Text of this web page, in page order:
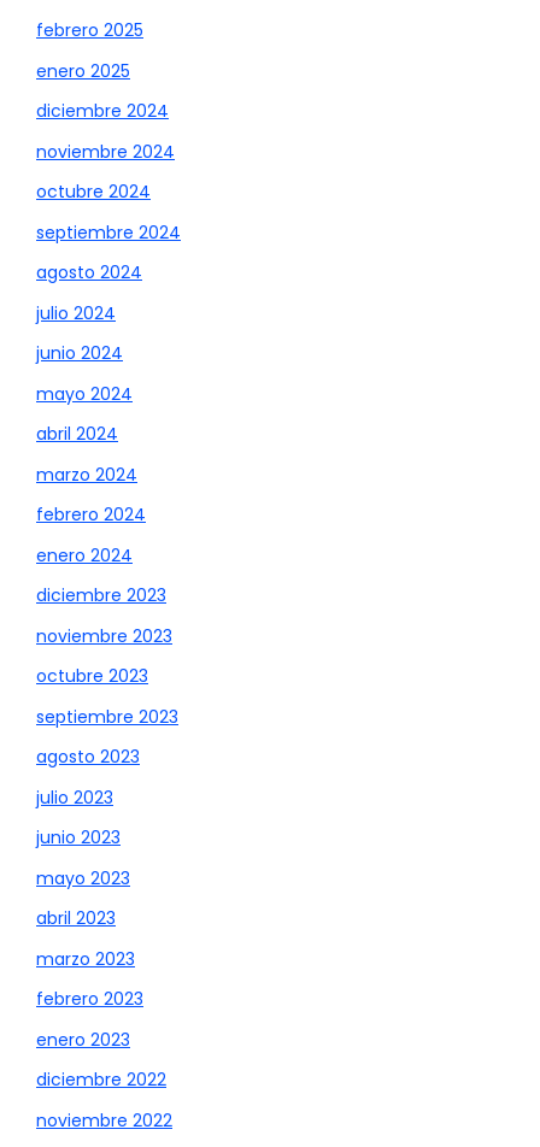
febrero 2025
enero 2025
diciembre 2024
noviembre 2024
octubre 2024
septiembre 2024
agosto 2024
julio 2024
junio 2024
mayo 2024
abril 2024
marzo 2024
febrero 2024
enero 2024
diciembre 2023
noviembre 2023
octubre 2023
septiembre 2023
agosto 2023
julio 2023
junio 2023
mayo 2023
abril 2023
marzo 2023
febrero 2023
enero 2023
diciembre 2022
noviembre 2022